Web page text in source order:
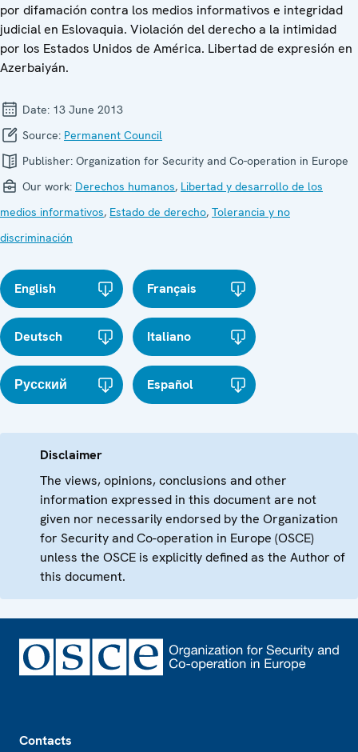
por difamación contra los medios informativos e integridad
judicial en Eslovaquia. Violación del derecho a la intimidad
por los Estados Unidos de América. Libertad de expresión en
Azerbaiyán.
Date: 13 June 2013
Source: Permanent Council
Publisher: Organization for Security and Co-operation in Europe
Our work: Derechos humanos, Libertad y desarrollo de los
medios informativos, Estado de derecho, Tolerancia y no
discriminación
English Français
Deutsch Italiano
Русский Español
Disclaimer
The views, opinions, conclusions and other
information expressed in this document are not
given nor necessarily endorsed by the Organization
for Security and Co-operation in Europe (OSCE)
unless the OSCE is explicitly defined as the Author of
this document.
Contacts